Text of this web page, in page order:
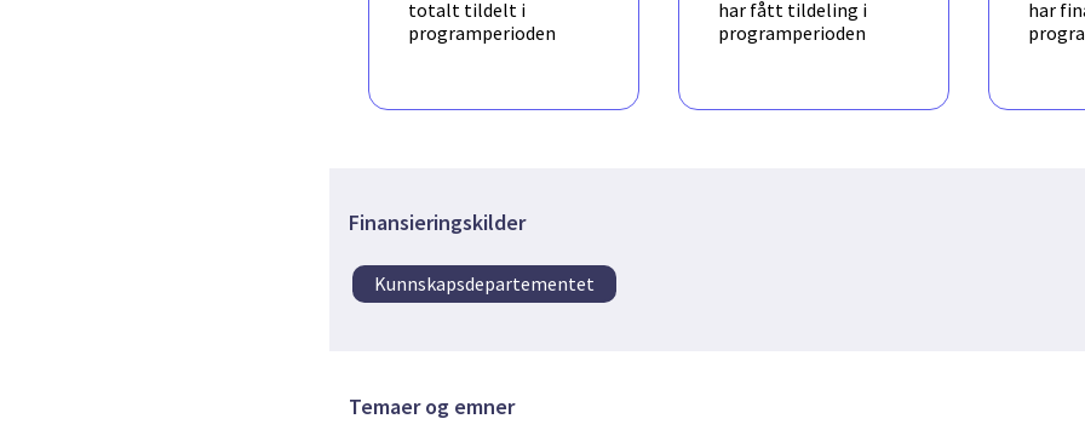
veksthusproduksjon i Norge.
totalt tildelt i
programperioden
har fått tildeling i
programperioden
har
Finansieringskilder
Kunnskapsdepartementet
Temaer og emner